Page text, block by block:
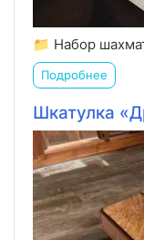
📁 Набор
Подробнее
Шкатулка